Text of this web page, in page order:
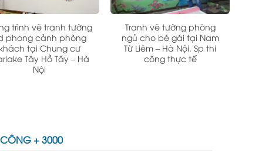
trình vẽ tranh tường
phong cảnh phòng
khách tại Chung cư
Tây Hồ Tây – Hà
Nội
Tranh vẽ tường phòng
ngủ cho bé gái tại Nam
Từ Liêm – Hà Nội. Sp thi
công thực tế
+ 3000